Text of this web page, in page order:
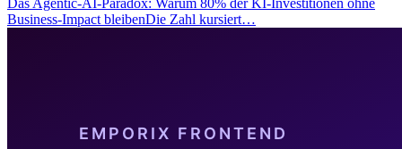
Business-Impact bleibenDie Zahl kursiert…